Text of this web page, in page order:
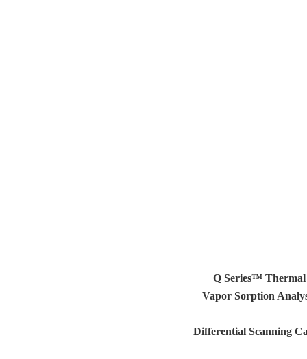
Q Series™ Thermal
Vapor Sorption
Differential Scanning